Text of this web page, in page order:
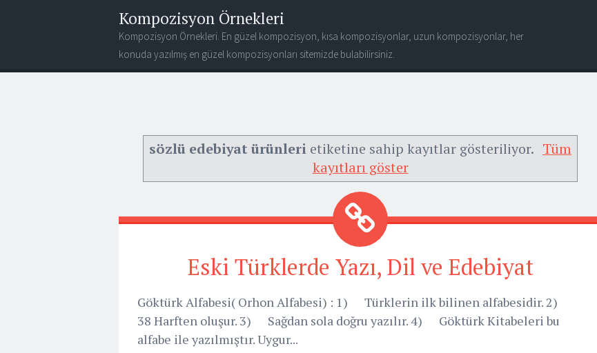
Kompozisyon Örnekleri
Kompozisyon Örnekleri. En güzel kompozisyon, kısa kompozisyonlar, uzun kompozisyonlar, her
konuda yazılmış en güzel kompozisyonları sitemizde bulabilirsiniz.
sözlü edebiyat ürünleri etiketine sahip kayıtlar gösteriliyor. Tüm
kayıtları göster
Eski Türklerde Yazı, Dil ve Edebiyat
Göktürk Alfabesi( Orhon Alfabesi) : 1) Türklerin ilk bilinen alfabesidir. 2)
38 Harften oluşur. 3) Sağdan sola doğru yazılır. 4) Göktürk Kitabeleri bu
alfabe ile yazılmıştır. Uygur...